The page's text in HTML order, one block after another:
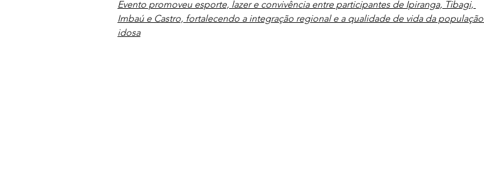
Evento promoveu esporte, lazer e convivência entre participantes de Ipiranga, Tibagi,
Imbaú e Castro, fortalecendo a integração regional e a qualidade de vida da população
idosa